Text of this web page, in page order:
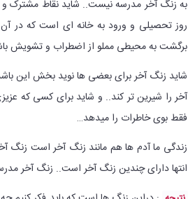
به زنگ آخر مدرسه نیست.. شاید نقاط مشترک و
روز تحصیلی و ورود به خانه ای است که در
برگشت به محیطی مملو از اضطراب و تشویش
شاید زنگ آخر برای بعضی ها نوید بخش این
آخر را شیرین تر کند‌.. و شاید برای کسی که
فقط بوی خاطرات را میدهد…
زندگی ما آدم ها هم مانند زنگ آخر است
انتها دارای چندین زنگ آخر است.. زنگ آخر مدرسه ٬ زنگ آخر دانشگاه ٬ زنگ آخر کار و زنگ آخر